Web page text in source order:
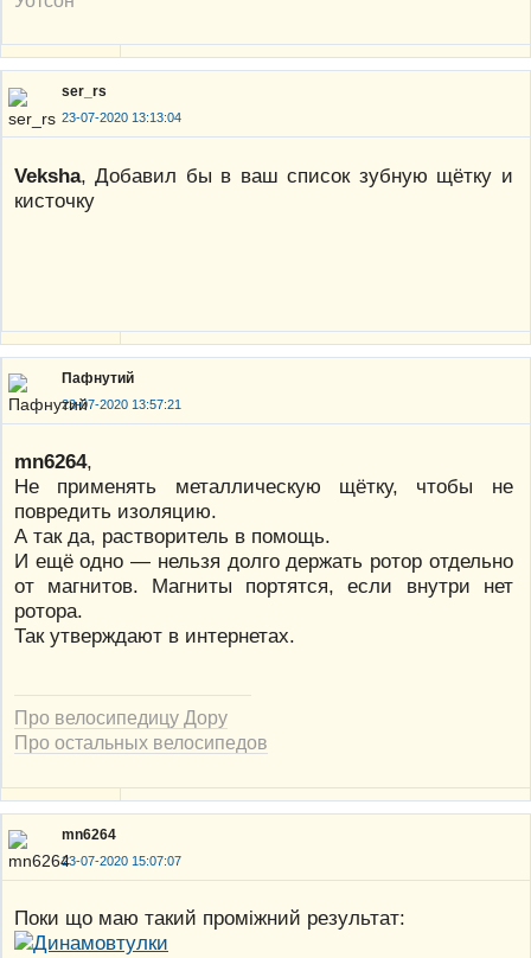
ser_rs
23-07-2020 13:13:04
Veksha, Добавил бы в ваш список зубную щётку и
кисточку
Пафнутий
23-07-2020 13:57:21
mn6264,
Не применять металлическую щётку, чтобы не
повредить изоляцию.
А так да, растворитель в помощь.
И ещё одно — нельзя долго держать ротор отдельно
от магнитов. Магниты портятся, если внутри нет
ротора.
Так утверждают в интернетах.
Про велосипедицу Дору
Про остальных велосипедов
mn6264
23-07-2020 15:07:07
Поки що маю такий проміжний результат: